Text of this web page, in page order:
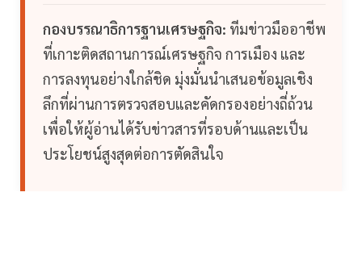
กองบรรณาธิการฐานเศรษฐกิจ: ทีมข่าวมืออาชีพ
ที่เกาะติดสถานการณ์เศรษฐกิจ การเมือง และ
การลงทุนอย่างใกล้ชิด มุ่งมั่นนำเสนอข้อมูลเชิง
ลึกที่ผ่านการตรวจสอบและคัดกรองอย่างถี่ถ้วน
เพื่อให้ผู้อ่านได้รับข่าวสารที่รอบด้านและเป็น
ประโยชน์สูงสุดต่อการตัดสินใจ